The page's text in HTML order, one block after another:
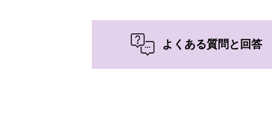
よくある質問と回答